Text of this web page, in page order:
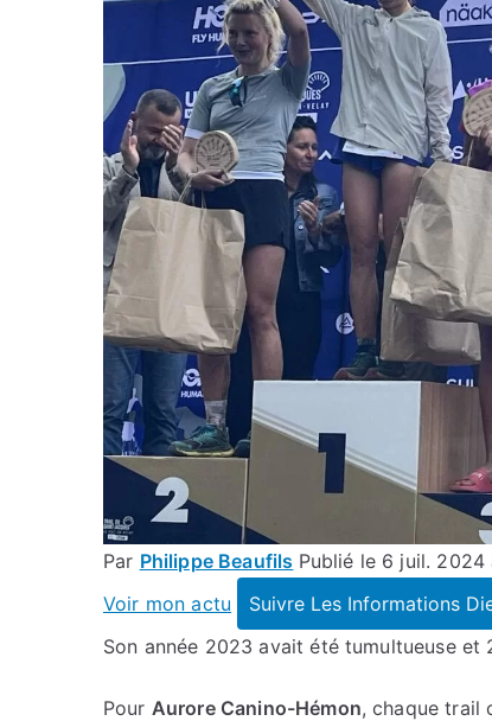
Par Philippe Beaufils Publié le 6 juil. 2024
Voir mon actu
Suivre Les Informations
Son année 2023 avait été tumultueuse
Pour Aurore Canino-Hémon, chaque trail